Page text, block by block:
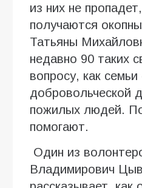
из них не
получаются
Татьяны
недавно 90 таких
вопросу, как семьи
добровольческой
пожилых людей.
помогают.
Один из
Владимирович